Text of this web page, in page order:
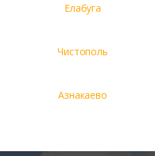
Елабуга
Чистополь
Азнакаево